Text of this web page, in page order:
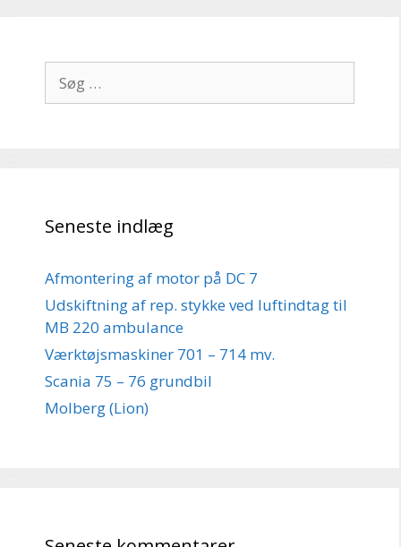
efter:
Seneste indlæg
Afmontering af motor på DC 7
Udskiftning af rep. stykke ved luftindtag til
MB 220 ambulance
Værktøjsmaskiner 701 – 714 mv.
Scania 75 – 76 grundbil
Molberg (Lion)